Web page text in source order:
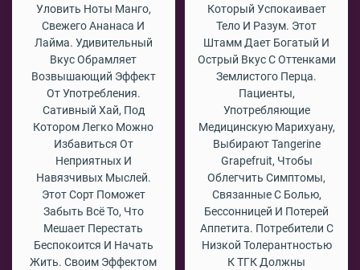
Уловить Ноты Манго,
Свежего Ананаса И
Лайма. Удивительный
Вкус Обрамляет
Возвышающий Эффект
От Употребления.
Сативный Хай, Под
Котором Легко Можно
Избавиться От
Неприятных И
Навязчивых Мыслей.
Этот Сорт Поможет
Забыть Всё То, Что
Мешает Перестать
Беспокоится И Начать
Жить. Своим Эффектом
Который Успокаивает
Тело И Разум. Этот
Штамм Дает Богатый И
Острый Вкус С Оттенками
Землистого Перца.
Пациенты,
Употребляющие
Медицинскую Марихуану,
Выбирают Tangerine
Grapefruit, Чтобы
Облегчить Симптомы,
Связанные С Болью,
Бессонницей И Потерей
Аппетита. Потребители С
Низкой Толерантностью
К ТГК Должны